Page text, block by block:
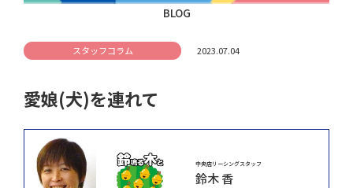
BLOG
スタッフコラム 2023.07.04
愛娘(犬)を連れて
中央店リーシングスタッフ
鈴木 香